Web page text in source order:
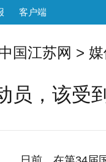
客户端
国江苏网 >
员，该受